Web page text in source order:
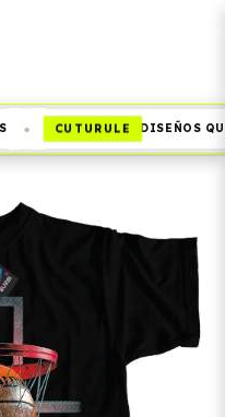
CUTURULE DISEÑOS